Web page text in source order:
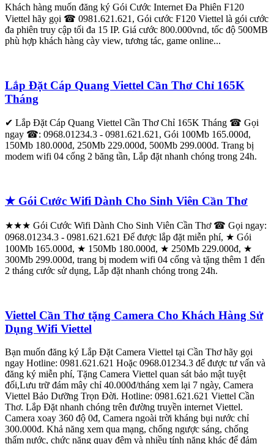
Khách hàng muốn đăng ký Gói Cước Internet Đa Phiên F120
Viettel hãy gọi ☎ 0981.621.621, Gói cước F120 Viettel là gói cước
đa phiên truy cập tối đa 15 IP. Giá cước 800.000vnd, tốc độ 500MB
phù hợp khách hàng cày view, tương tác, game online...
Lắp Đặt Cáp Quang Viettel Cần Thơ Chỉ 165K
Tháng
✔ Lắp Đặt Cáp Quang Viettel Cần Thơ Chỉ 165K Tháng ☎ Gọi
ngay ☎: 0968.01234.3 - 0981.621.621, Gói 100Mb 165.000đ,
150Mb 180.000đ, 250Mb 229.000đ, 500Mb 299.000đ. Trang bị
modem wifi 04 cổng 2 băng tần, Lắp đặt nhanh chóng trong 24h.
★ Gói Cước Wifi Dành Cho Sinh Viên Cần Thơ
★★★ Gói Cước Wifi Dành Cho Sinh Viên Cần Thơ ☎ Gọi ngay:
0968.01234.3 - 0981.621.621 Để được lắp đặt miễn phí, ★ Gói
100Mb 165.000đ, ★ 150Mb 180.000đ, ★ 250Mb 229.000đ, ★
300Mb 299.000đ, trang bị modem wifi 04 cổng và tặng thêm 1 đến
2 tháng cước sử dụng, Lắp đặt nhanh chóng trong 24h.
Viettel Cần Thơ tặng Camera Cho Khách Hàng Sử
Dụng Wifi Viettel
Bạn muốn đăng ký Lắp Đặt Camera Viettel tại Cần Thơ hãy gọi
ngay Hotline: 0981.621.621 Hoặc 0968.01234.3 để được tư vấn và
đăng ký miễn phí, Tặng Camera Viettel quan sát bảo mật tuyệt
đối,Lưu trữ đám mây chỉ 40.000đ/tháng xem lại 7 ngày, Camera
Viettel Bảo Dưỡng Trọn Đời. Hotline: 0981.621.621 Viettel Cần
Thơ. Lắp Đặt nhanh chóng trên đường truyền internet Viettel.
Camera xoay 360 độ 0đ, Camera ngoài trời kháng bụi nước chỉ
300.000đ. Khả năng xem qua mạng, chống ngược sáng, chống
thấm nước, chức năng quay đêm và nhiều tính năng khác để đảm